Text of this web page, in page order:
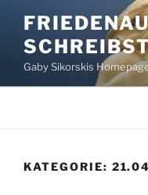
Inhalt
springen
Gaby Sikorskis
KATEGORIE: